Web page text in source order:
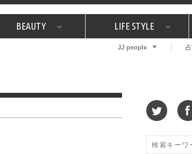
JJスタッフの"それどこの"？
BEAUTY
コスメ全部試してみた
LIFE STYLE
JJグルメガイド エンタメ
JJ people